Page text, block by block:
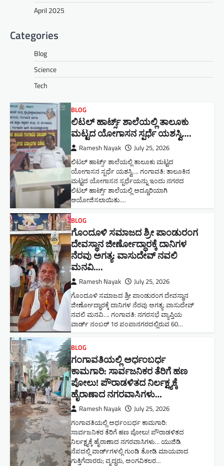
April 2025
Categories
Blog
Science
Tech
BLOG
ಲಿಟಲ್ ಹಾರ್ಟ್ಸ್ ಶಾಲೆಯಲ್ಲಿ ತಾಲೂಕು
ಮಟ್ಟದ ಯೋಗಾಸನ ಸ್ಪರ್ಧೆ ಯಶಸ್ವಿ….
Ramesh Nayak July 25, 2026
ಲಿಟಲ್ ಹಾರ್ಟ್ಸ್ ಶಾಲೆಯಲ್ಲಿ ತಾಲೂಕು ಮಟ್ಟದ
ಯೋಗಾಸನ ಸ್ಪರ್ಧೆ ಯಶಸ್ವಿ…. ಗಂಗಾವತಿ: ತಾಲೂಕಿನ
ಮಟ್ಟದ ಯೋಗಾಸನ ಸ್ಪರ್ಧೆಯನ್ನು ಇಂದು ನಗರದ
ಲಿಟಲ್ ಹಾರ್ಟ್ಸ್ ಶಾಲೆಯಲ್ಲಿ ಅದ್ದೂರಿಯಾಗಿ
ಆಯೋಜಿಸಲಾಯಿತು.…
BLOG
ಗೊಂದೂಳಿ ಸಮಾಜದ ಶ್ರೀ ಪಾಂಡುರಂಗ
ದೇವಸ್ಥಾನ ಜೀರ್ಣೋದ್ಧಾರಕ್ಕೆ ದಾನಿಗಳ
ನೆರವು ಅಗತ್ಯ: ವಾಸುದೇವ್ ನವಲಿ
ಮನವಿ​….
Ramesh Nayak July 25, 2026
ಗೊಂದೂಳಿ ಸಮಾಜದ ಶ್ರೀ ಪಾಂಡುರಂಗ ದೇವಸ್ಥಾನ
ಜೀರ್ಣೋದ್ಧಾರಕ್ಕೆ ದಾನಿಗಳ ನೆರವು ಅಗತ್ಯ: ವಾಸುದೇವ್
ನವಲಿ ಮನವಿ​…. ಗಂಗಾವತಿ: ​ನಗರಸಭೆ ವ್ಯಾಪ್ತಿಯ
ವಾರ್ಡ್ ನಂಬರ್ 1ರ ಪಂಪಾನಗರದಲ್ಲಿರುವ 60…
BLOG
ಗಂಗಾವತಿಯಲ್ಲಿ ಅರ್ಧಂಬರ್ಧ
ಕಾಮಗಾರಿ: ಸಾರ್ವಜನಿಕರ ತೆರಿಗೆ ಹಣ
ಪೋಲು! ಪೌರಾಡಳಿತದ ನಿರ್ಲಕ್ಷ್ಯಕ್ಕೆ
ಹೈರಾಣಾದ ನಗರವಾಸಿಗಳು​…
Ramesh Nayak July 25, 2026
ಗಂಗಾವತಿಯಲ್ಲಿ ಅರ್ಧಂಬರ್ಧ ಕಾಮಗಾರಿ:
ಸಾರ್ವಜನಿಕರ ತೆರಿಗೆ ಹಣ ಪೋಲು! ಪೌರಾಡಳಿತದ
ನಿರ್ಲಕ್ಷ್ಯಕ್ಕೆ ಹೈರಾಣಾದ ನಗರವಾಸಿಗಳು​… ಯುಜಿಡಿ
ನೆಪದಲ್ಲಿ ವಾರ್ಡ್‌ಗಳಲ್ಲಿ ಗುಂಡಿ ತೋಡಿ ಮಾಯವಾದ
ಗುತ್ತಿಗೆದಾರರು; ವೃದ್ಧರು, ಅಂಗವಿಕಲರ…